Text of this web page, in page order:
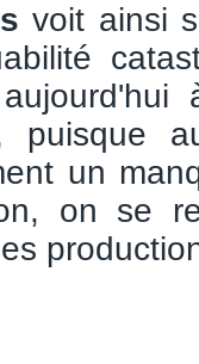
voit ainsi
puisque
un
on se